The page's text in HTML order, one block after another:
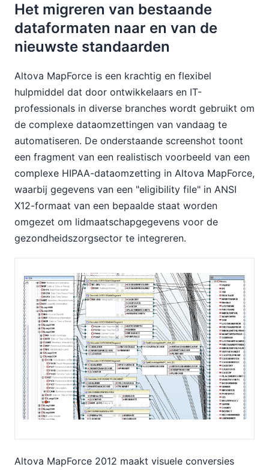
Het migreren van bestaande
dataformaten naar en van de
nieuwste standaarden
Altova MapForce is een krachtig en flexibel
hulpmiddel dat door ontwikkelaars en IT-
professionals in diverse branches wordt gebruikt om
de complexe dataomzettingen van vandaag te
automatiseren. De onderstaande screenshot toont
een fragment van een realistisch voorbeeld van een
complexe HIPAA-dataomzetting in Altova MapForce,
waarbij gegevens van een "eligibility file" in ANSI
X12-formaat van een bepaalde staat worden
omgezet om lidmaatschapgegevens voor de
gezondheidszorgsector te integreren.
Altova MapForce 2012 maakt visuele conversies